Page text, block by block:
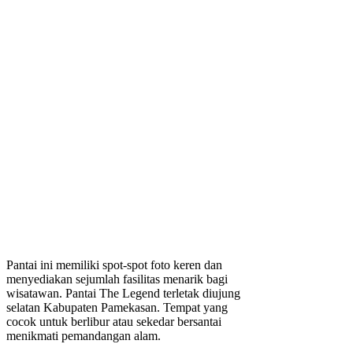
Pantai ini memiliki spot-spot foto keren dan
menyediakan sejumlah fasilitas menarik bagi
wisatawan. Pantai The Legend terletak diujung
selatan Kabupaten Pamekasan. Tempat yang
cocok untuk berlibur atau sekedar bersantai
menikmati pemandangan alam.